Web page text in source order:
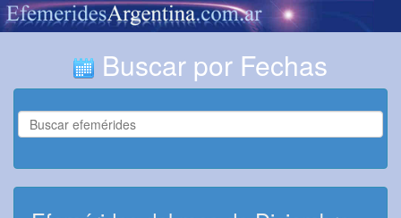
Buscar por Fechas